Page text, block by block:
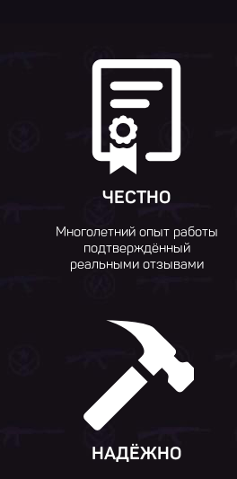
ЧЕСТНО
Многолетний опыт работы
подтверждённый
реальными отзывами
НАДЁЖНО